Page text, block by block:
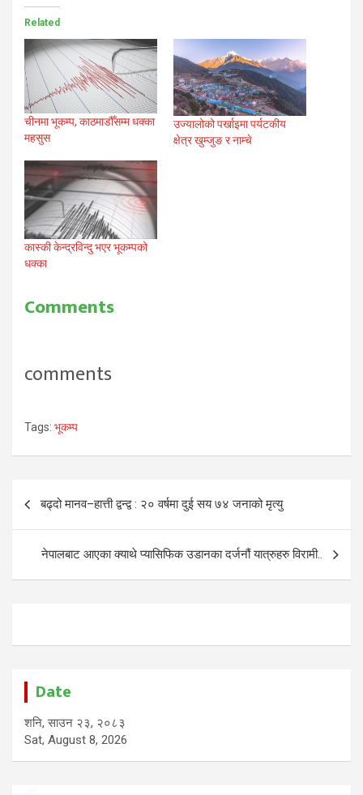
Related
चीनमा भूकम्प, काठमाडौँसम्म धक्का
महसुस
उज्यालोको पर्खाइमा पर्यटकीय
क्षेत्र खुम्जुङ र नाम्चे
कास्की केन्द्रविन्दु भएर भूकम्पको
धक्का
Comments
comments
Tags: भूकम्प
Post
navigation
बढ्दो मानव–हात्ती द्वन्द्व : २० वर्षमा दुई सय ७४ जनाको मृत्यु
नेपालबाट आएका क्याथे प्यासिफिक उडानका दर्जनौं यात्रुहरु विरामी..
Date
शनि, साउन २३, २०८३
Sat, August 8, 2026